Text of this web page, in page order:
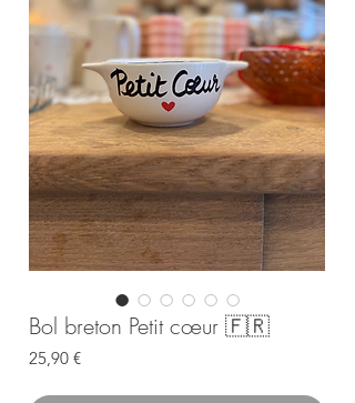
Bol breton Petit cœur 🇫🇷
25,90 €Prix